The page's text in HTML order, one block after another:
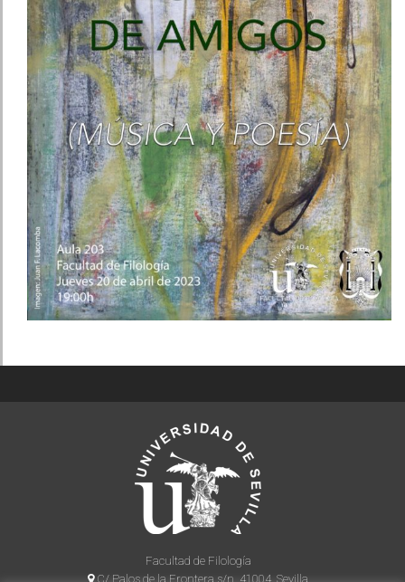
Facultad de Filología
C/ Palos de la Frontera s/n, 41004, Sevilla